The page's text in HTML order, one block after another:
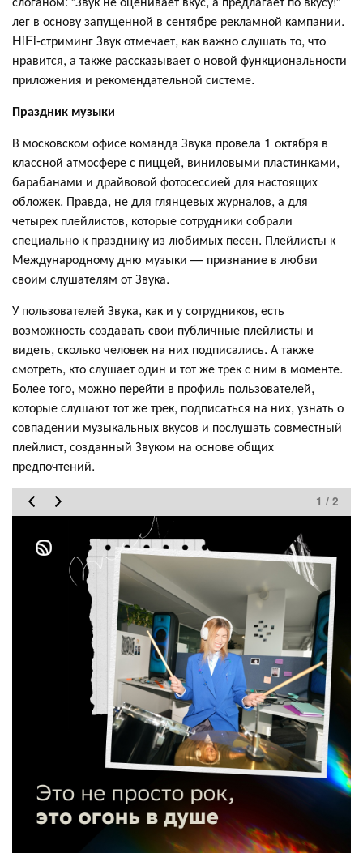
лег в основу запущенной в сентябре рекламной кампании.
HiFi-стриминг Звук отмечает, как важно слушать то, что
нравится, а также рассказывает о новой функциональности
приложения и рекомендательной системе.
Праздник музыки
В московском офисе команда Звука провела 1 октября в
классной атмосфере с пиццей, виниловыми пластинками,
барабанами и драйвовой фотосессией для настоящих
обложек. Правда, не для глянцевых журналов, а для
четырех плейлистов, которые сотрудники собрали
специально к празднику из любимых песен. Плейлисты к
Международному дню музыки — признание в любви
своим слушателям от Звука.
У пользователей Звука, как и у сотрудников, есть
возможность создавать свои публичные плейлисты и
видеть, сколько человек на них подписались. А также
смотреть, кто слушает один и тот же трек с ним в моменте.
Более того, можно перейти в профиль пользователей,
которые слушают тот же трек, подписаться на них, узнать о
совпадении музыкальных вкусов и послушать совместный
плейлист, созданный Звуком на основе общих
предпочтений.
1 / 2